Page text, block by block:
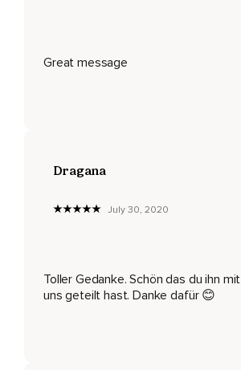
Viel wichtiger ist,
oder was auch immer jemand Dir antut,
Diesen einen Teil,
Great message
Dragana
July 30, 2020
Toller Gedanke. Schön das du ihn mit
uns geteilt hast. Danke dafür 😊